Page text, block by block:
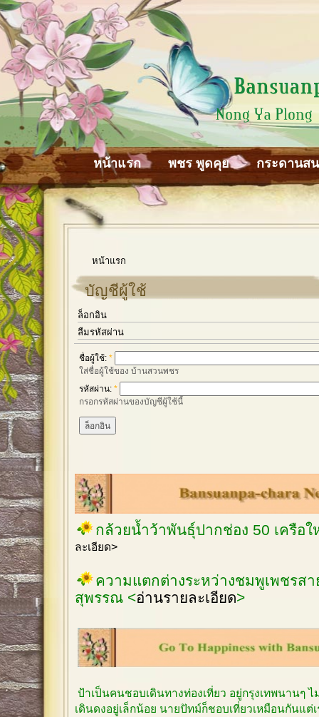
หน้าแรก พชร พูดคุย กระดานส
หน้าแรก
บัญชีผู้ใช้
ล็อกอิน
ลืมรหัสผ่าน
ชื่อผู้ใช้: *
ใส่ชื่อผู้ใช้ของ บ้านสวนพชร
รหัสผ่าน: *
กรอกรหัสผ่านของบัญชีผู้ใช้นี้
กล้วยน้ำว้าพันธุ์ปากช่อง 50 เครือ
ละเอียด>
ความแตกต่างระหว่างชมพูเพชรส
สุพรรณ <อ่านรายละเอียด>
ป้าเป็นคนชอบเดินทางท่องเที่ยว อยู่กรุงเทพนานๆ
เดินดงอยู่เล็กน้อย นายปัทม์ก็ชอบเที่ยวเหมือนกันแต่